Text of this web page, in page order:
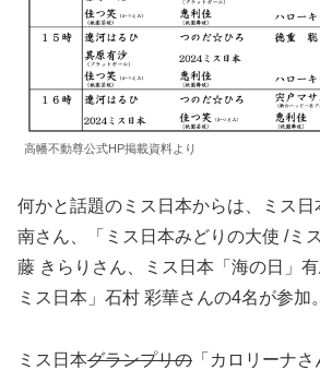
高幡不動尊公式HP掲載資料より
何かと話題のミス日本からは、ミス
南さん、「ミス日本みどりの大使 /ミ
藤 きらりさん、ミス日本「海の日」
ミス日本」石村 彩華さんの4名が参加。
ミス日本グランプリの 「カロリーナ